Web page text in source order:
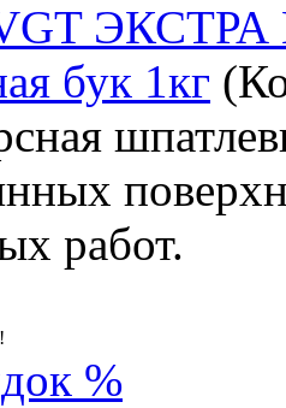
бук 1кг
работ.
%